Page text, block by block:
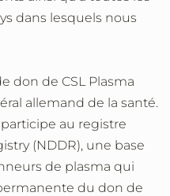
dans lesquels nous
don de CSL Plasma
allemand de la santé.
participe au registre
(NDDR), une base
de plasma qui
du don de